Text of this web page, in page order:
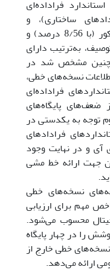
فراداده‌ای
ساختاری)، و
استانداردهای فراداده­ای دابلین کور (با 8/56 درصد) و
توصیف، به‌ترتیب دارای
مشخص شد در
نسخه‌های خطی،
فراداده‌ای
پایگاه‌های
توجه به یکدستی در
فراداده­ای
آی و در نهایت وجود
جهت ارائه خط مشی
نسخه‌های خطی
مهم برای ارزیابی
محسوب می‌شود.
را در چهار پایگاه
با 11 پایگاه نسخه‌های خطی خارج از
ارائه می‌دهد.